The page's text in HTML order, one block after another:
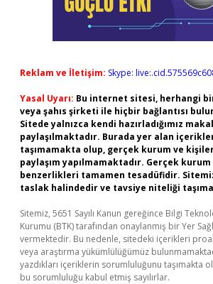
Reklam ve İletişim: Skype:
Yasal Uyarı: Bu internet sitesi, herhangi
veya şahıs şirketi ile hiçbir bağlantısı
Sitede yalnızca kendi hazırladığımız
paylaşılmaktadır. Burada yer alan
taşımamakta olup, gerçek kurum ve
paylaşım yapılmamaktadır. Gerçek
benzerlikleri tamamen tesadüfidir.
taslak halindedir ve tavsiye niteliği
Sitemiz, 5651 Sayılı Kanun gereğince Bilgi
Kurumu (BTK) tarafından onaylanmış bir Yer
vermektedir. Bu nedenle, sitedeki içerikleri
veya araştırma yükümlülüğümüz
yazdıkları içeriklerin sorumluluğunu taşımakta
bu sorumluluğu kabul etmiş sayılırlar.